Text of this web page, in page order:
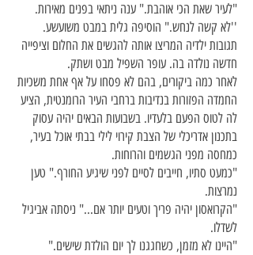
"לעיר שאת הכי אוהבת." ענה ניתאי בפנים מאירות.
''לא קשה לנחש." הוסיפה גלית במבט משועשע.
תגובות ילדיה המריצו אותה להגשים את החלום וציפייה
חדשה נולדה בה. עופר השפיל מבט ושתק.
לאחר כמה ביקורים, בהם לא פסחו על אף אחת משכיות
החמדה הפזורות בנדיבות ברחבי העיר הרומנטית, הציע
לה לטוס הפעם בלעדיו. בשבועות הבאים יהיה עסוק
בתכנון אדריכלי של הצבת קירוי לילי בבתי אוכל בעיר,
כמחסה מפני הגשמים והרוחות.
"כמעט סתיו, חייבים לסיים לפני שיגיע החורף." טען
נמרצות.
"הקרואסון יהיה פריך וטעים יותר אם..." ניסתה אביגיל
לשדלו.
"היינו לא מזמן, כשחגגנו לך יום הולדת שישים."